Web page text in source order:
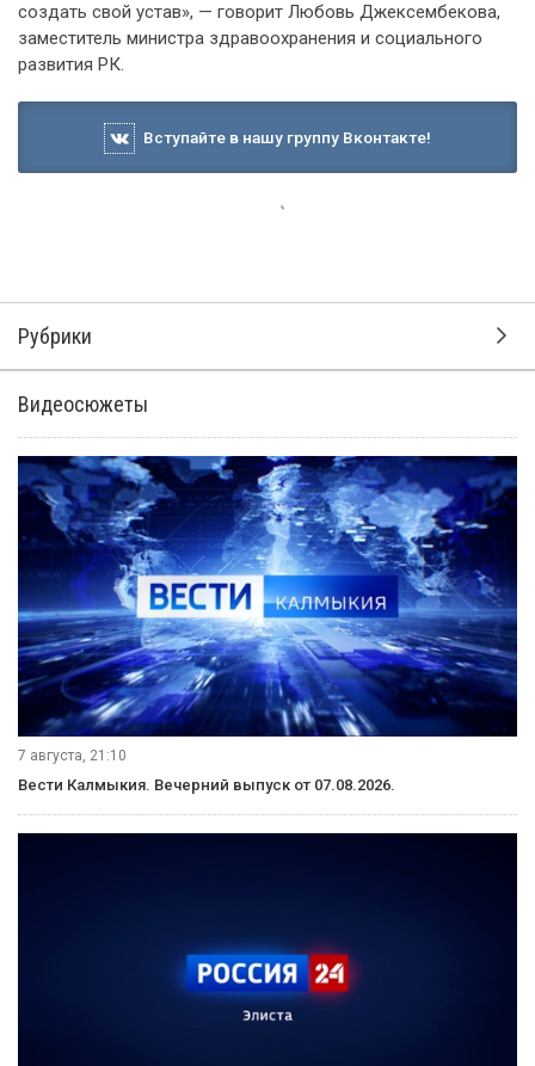
создать свой устав», — говорит Любовь Джексембекова,
заместитель министра здравоохранения и социального
развития РК.
Вступайте в нашу группу Вконтакте!
малолетних детей из квартиры
и защиты их прав состоит более 70 социально-опасных
семей, в которых воспитывается 116 детей.
Антисанитария, ежедневные попойки родителей и, как
следствие, частые драки и ссоры делают невыносимым
пребывание детей в домашнем окружении. Держать
на контроле социально-опасные семьи — первоочередная
задача для членов комиссии по делам
несовершеннолетних, которые утверждают, что для
некоторых малышей, к сожалению, подобная атмосфера
стала нормой жизни.
Вот случай. Совсем недавно мать, наркоманка со стажем,
еще и находясь в состоянии алкогольного опьянения,
грудничок с диагнозом «черепно-мозговая травма»
в наркологическом диспансере. И сейчас решается вопрос
о возбуждении уголовного дела в отношении нее.
Сотрудники правоохранительных органов выясняют,